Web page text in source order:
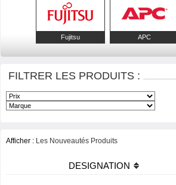
Fujitsu APC
FILTRER LES PRODUITS :
Afficher : Les Nouveautés Produits
DESIGNATION